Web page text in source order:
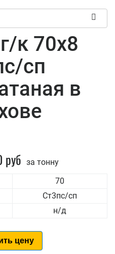
к 70x8
сп
в
руб за тонну
70
Ст3пс/сп
н/д
цену